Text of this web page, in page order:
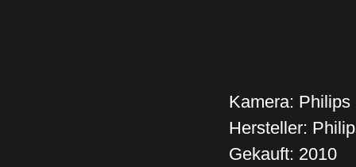
Kamera:
Hersteller:
Gekauft: 2010